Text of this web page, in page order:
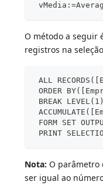
O método a seguir
registros na
ALL
ORDER
BREAK LEVEL(1)
FORM SET
PRINT
Nota: O parâmetro
ser igual ao